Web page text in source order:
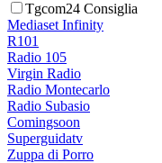
Tgcom24 Consiglia
Mediaset Infinity
R101
Radio 105
Virgin Radio
Radio Montecarlo
Radio Subasio
Comingsoon
Superguidatv
Zuppa di Porro